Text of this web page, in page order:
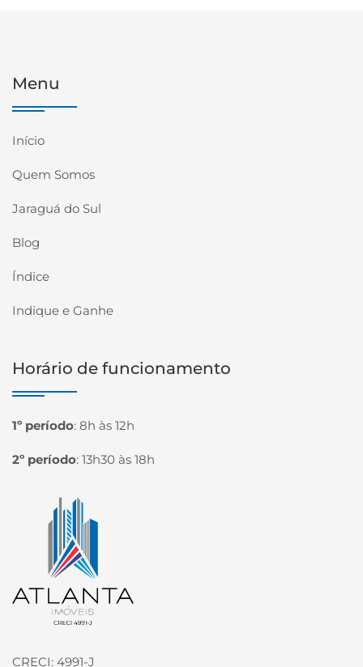
Menu
Início
Quem Somos
Jaraguá do Sul
Blog
Índice
Indique e Ganhe
Horário de funcionamento
1º período: 8h às 12h
2º período: 13h30 às 18h
Página inicial
CRECI: 4991-J